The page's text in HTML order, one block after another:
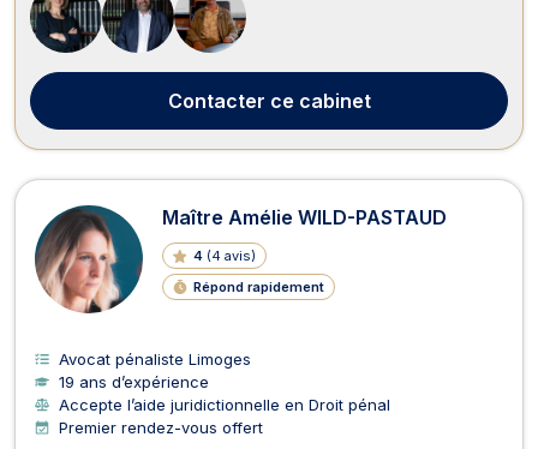
assurances, en droit du dommage corporel et...
Contacter ce cabinet
Maître Amélie WILD-PASTAUD
4 (4 avis)
Répond rapidement
Avocat pénaliste Limoges
19 ans d’expérience
Accepte l’aide juridictionnelle en Droit pénal
Premier rendez-vous offert